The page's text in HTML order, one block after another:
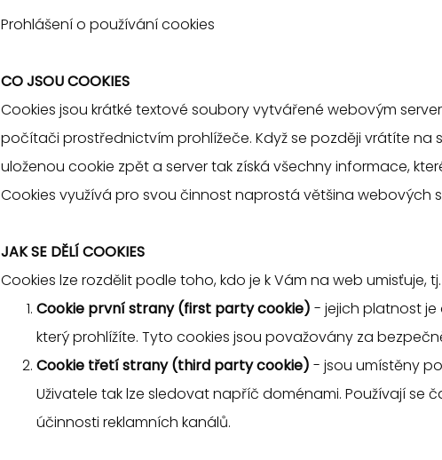
Prohlášení o používání cookies
CO JSOU COOKIES
Cookies jsou krátké textové soubory vytvářené webovým
počítači prostřednictvím prohlížeče. Když se později vrátíte na
uloženou cookie zpět a server tak získá všechny informace,
Cookies využívá pro svou činnost naprostá většina webových
JAK SE DĚLÍ COOKIES
Cookies lze rozdělit podle toho, kdo je k Vám na web umisťuje,
Cookie první strany (first party cookie) - jejich platnost
který prohlížíte. Tyto cookies jsou považovány za
Cookie třetí strany (third party cookie) - jsou umístěny
Uživatele tak lze sledovat napříč doménami. Používají se
účinnosti reklamních kanálů.